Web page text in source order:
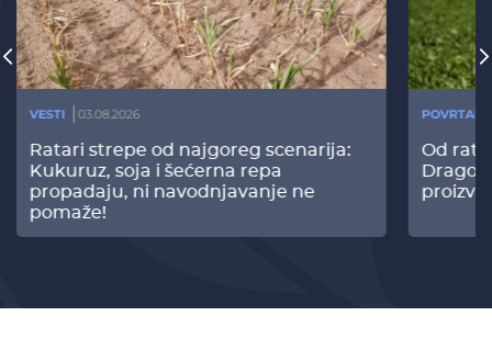
VESTI 03.08.2026
Ratari strepe od najgoreg scenarija:
Kukuruz, soja i šećerna repa
propadaju, ni navodnjavanje ne
pomaže!
Od